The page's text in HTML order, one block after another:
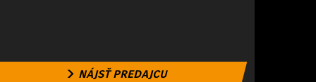
NÁJSŤ PREDAJCU